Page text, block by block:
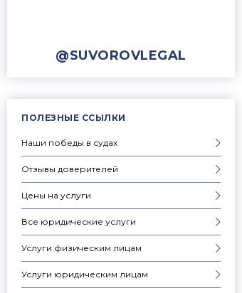
@SUVOROVLEGAL
ПОЛЕЗНЫЕ ССЫЛКИ
Наши победы в судах
Отзывы доверителей
Цены на услуги
Все юридические услуги
Услуги физическим лицам
Услуги юридическим лицам